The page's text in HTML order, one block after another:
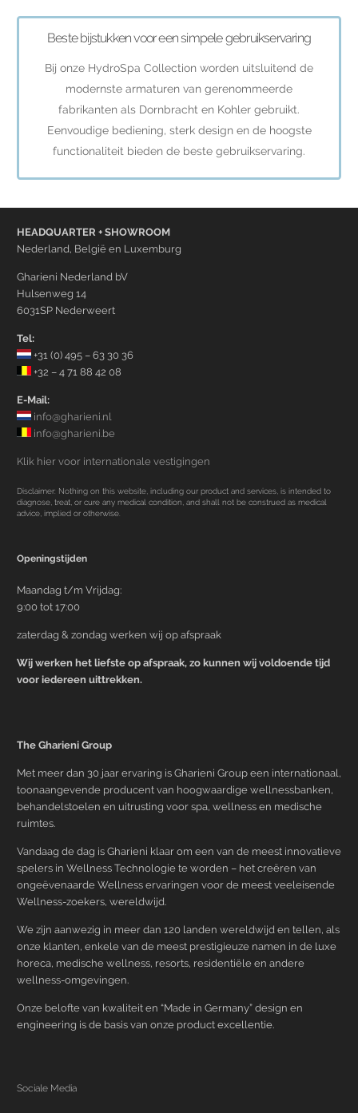
Beste bijstukken voor een simpele gebruikservaring
Bij onze HydroSpa Collection worden uitsluitend de
modernste armaturen van gerenommeerde
fabrikanten als Dornbracht en Kohler gebruikt.
Eenvoudige bediening, sterk design en de hoogste
functionaliteit bieden de beste gebruikservaring.
HEADQUARTER + SHOWROOM
Nederland, België en Luxemburg
Gharieni Nederland bV
Hulsenweg 14
6031SP Nederweert
Tel:
+31 (0) 495 – 63 30 36
+32 – 4 71 88 42 08
E-Mail:
info@gharieni.nl
info@gharieni.be
Klik hier voor internationale vestigingen
Disclaimer: Nothing on this website, including our product and services, is intended to
diagnose, treat, or cure any medical condition, and shall not be construed as medical
advice, implied or otherwise.
Openingstijden
Maandag t/m Vrijdag:
9:00 tot 17:00
zaterdag & zondag werken wij op afspraak
Wij werken het liefste op afspraak, zo kunnen wij voldoende tijd
voor iedereen uittrekken.
The Gharieni Group
Met meer dan 30 jaar ervaring is Gharieni Group een internationaal,
toonaangevende producent van hoogwaardige wellnessbanken,
behandelstoelen en uitrusting voor spa, wellness en medische
ruimtes.
Vandaag de dag is Gharieni klaar om een van de meest innovatieve
spelers in Wellness Technologie te worden – het creëren van
ongeëvenaarde Wellness ervaringen voor de meest veeleisende
Wellness-zoekers, wereldwijd.
We zijn aanwezig in meer dan 120 landen wereldwijd en tellen, als
onze klanten, enkele van de meest prestigieuze namen in de luxe
horeca, medische wellness, resorts, residentiële en andere
wellness-omgevingen.
Onze belofte van kwaliteit en “Made in Germany” design en
engineering is de basis van onze product excellentie.
Sociale Media